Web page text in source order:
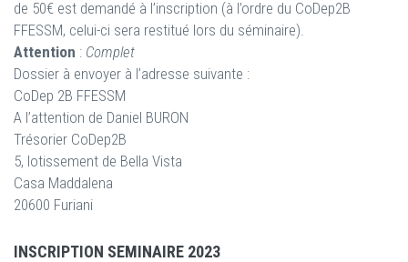
de 50€ est demandé à l’inscription (à l’ordre du CoDep2B
FFESSM, celui-ci sera restitué lors du séminaire).
Attention : Complet
Dossier à envoyer à l’adresse suivante :
CoDep 2B FFESSM
A l’attention de Daniel BURON
Trésorier CoDep2B
5, lotissement de Bella Vista
Casa Maddalena
20600 Furiani
INSCRIPTION SEMINAIRE 2023